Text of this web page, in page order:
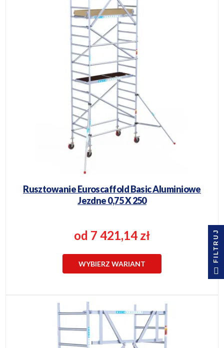
Rusztowanie Euroscaffold Basic Aluminiowe
Jezdne 0,75 X 250
od 7 421,14 zł
WYBIERZ WARIANT
FILTRUJ